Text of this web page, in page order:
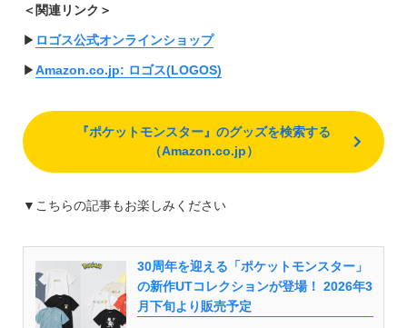
＜関連リンク＞
▶︎ ロゴス公式オンラインショップ
▶︎Amazon.co.jp: ロゴス(LOGOS)
『ポケットモンスター』のグッズを検索する
（Amazon.co.jp）
▼こちらの記事もお楽しみください
30周年を迎える「ポケットモンスター」
の新作UTコレクションが登場！ 2026年3
月下旬より販売予定